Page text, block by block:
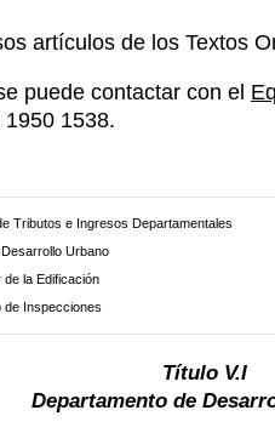
artículos de los Textos
puede contactar con el
1950 1538.
Tributos e Ingresos Departamentales
Urbano
la Edificación
de Inspecciones
Título V.I
Departamento de